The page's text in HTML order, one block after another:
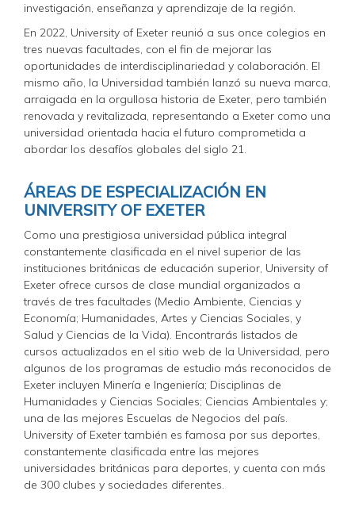
investigación, enseñanza y aprendizaje de la región.
En 2022, University of Exeter reunió a sus once colegios en
tres nuevas facultades, con el fin de mejorar las
oportunidades de interdisciplinariedad y colaboración. El
mismo año, la Universidad también lanzó su nueva marca,
arraigada en la orgullosa historia de Exeter, pero también
renovada y revitalizada, representando a Exeter como una
universidad orientada hacia el futuro comprometida a
abordar los desafíos globales del siglo 21.
ÁREAS DE ESPECIALIZACIÓN EN
UNIVERSITY OF EXETER
Como una prestigiosa universidad pública integral
constantemente clasificada en el nivel superior de las
instituciones británicas de educación superior, University of
Exeter ofrece cursos de clase mundial organizados a
través de tres facultades (Medio Ambiente, Ciencias y
Economía; Humanidades, Artes y Ciencias Sociales, y
Salud y Ciencias de la Vida). Encontrarás listados de
cursos actualizados en el sitio web de la Universidad, pero
algunos de los programas de estudio más reconocidos de
Exeter incluyen Minería e Ingeniería; Disciplinas de
Humanidades y Ciencias Sociales; Ciencias Ambientales y;
una de las mejores Escuelas de Negocios del país.
University of Exeter también es famosa por sus deportes,
constantemente clasificada entre las mejores
universidades británicas para deportes, y cuenta con más
de 300 clubes y sociedades diferentes.